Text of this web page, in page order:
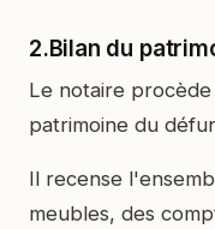
2.Bilan du
Le notaire
patrimoine du
Il recense
meubles, des